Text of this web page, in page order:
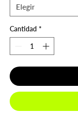
Cantidad *